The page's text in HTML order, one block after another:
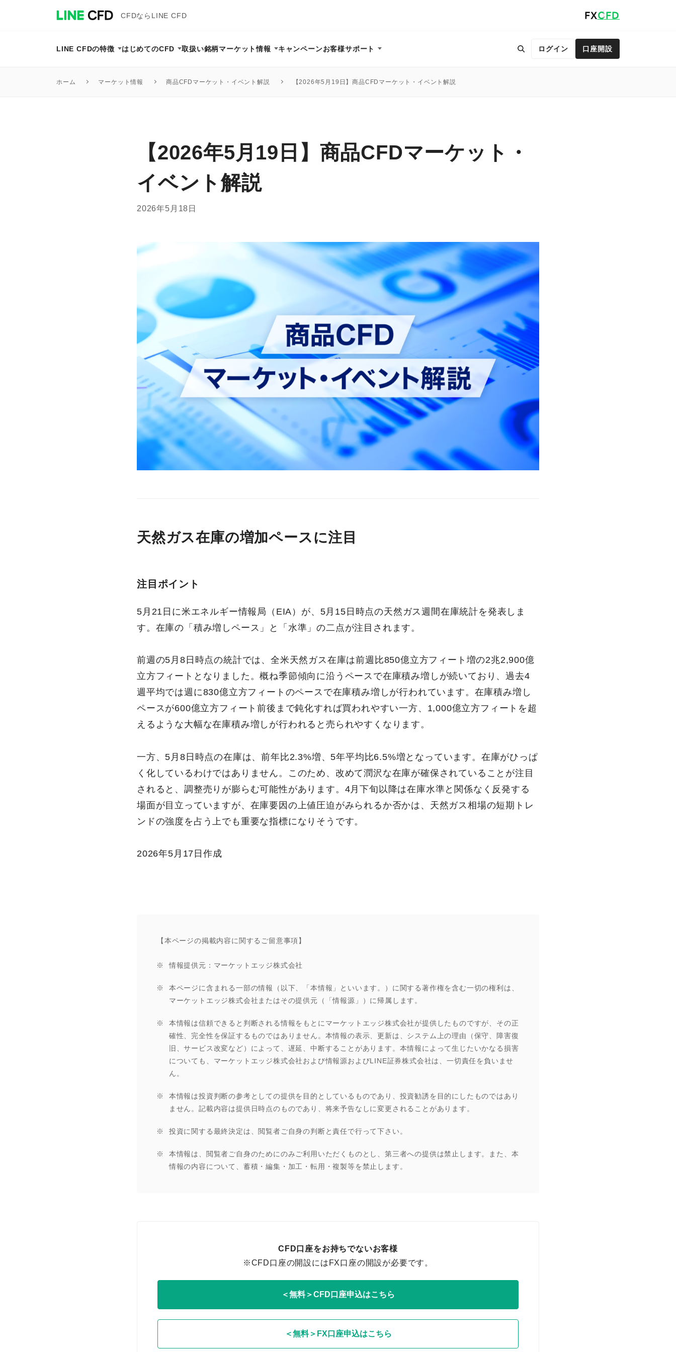
CFDならLINE CFD FXCFD
LINE CFDの特徴 はじめてのCFD 取扱い銘柄マーケット情報 キャンペーンお客様サポート ログイン 口座開設
ホーム マーケット情報 商品CFDマーケット・イベント解説 【2026年5月19日】商品CFDマーケット・イベント解説
【2026年5月19日】商品CFDマーケット・
イベント解説
2026年5月18日
天然ガス在庫の増加ペースに注目
注目ポイント
5月21日に米エネルギー情報局（EIA）が、5月15日時点の天然ガス週間在庫統計を発表しま
す。在庫の「積み増しペース」と「水準」の二点が注目されます。
前週の5月8日時点の統計では、全米天然ガス在庫は前週比850億立方フィート増の2兆2,900億
立方フィートとなりました。概ね季節傾向に沿うペースで在庫積み増しが続いており、過去4
週平均では週に830億立方フィートのペースで在庫積み増しが行われています。在庫積み増し
ペースが600億立方フィート前後まで鈍化すれば買われやすい一方、1,000億立方フィートを超
えるような大幅な在庫積み増しが行われると売られやすくなります。
一方、5月8日時点の在庫は、前年比2.3%増、5年平均比6.5%増となっています。在庫がひっぱ
く化しているわけではありません。このため、改めて潤沢な在庫が確保されていることが注目
されると、調整売りが膨らむ可能性があります。4月下旬以降は在庫水準と関係なく反発する
場面が目立っていますが、在庫要因の上値圧迫がみられるか否かは、天然ガス相場の短期トレ
ンドの強度を占う上でも重要な指標になりそうです。
2026年5月17日作成
【本ページの掲載内容に関するご留意事項】
情報提供元：マーケットエッジ株式会社
本ページに含まれる一部の情報（以下、「本情報」といいます。）に関する著作権を含む一切の権利は、
マーケットエッジ株式会社またはその提供元（「情報源」）に帰属します。
本情報は信頼できると判断される情報をもとにマーケットエッジ株式会社が提供したものですが、その正
確性、完全性を保証するものではありません。本情報の表示、更新は、システム上の理由（保守、障害復
旧、サービス改変など）によって、遅延、中断することがあります。本情報によって生じたいかなる損害
についても、マーケットエッジ株式会社および情報源およびLINE証券株式会社は、一切責任を負いませ
ん。
本情報は投資判断の参考としての提供を目的としているものであり、投資勧誘を目的にしたものではあり
ません。記載内容は提供日時点のものであり、将来予告なしに変更されることがあります。
投資に関する最終決定は、閲覧者ご自身の判断と責任で行って下さい。
本情報は、閲覧者ご自身のためにのみご利用いただくものとし、第三者への提供は禁止します。また、本
情報の内容について、蓄積・編集・加工・転用・複製等を禁止します。
CFD口座をお持ちでないお客様
※CFD口座の開設にはFX口座の開設が必要です。
＜無料＞CFD口座申込はこちら
＜無料＞FX口座申込はこちら